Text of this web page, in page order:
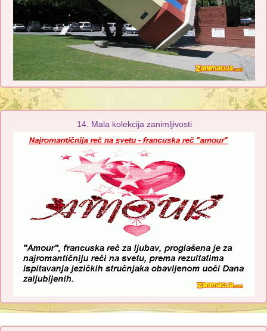
14. Mala kolekcija zanimljivosti